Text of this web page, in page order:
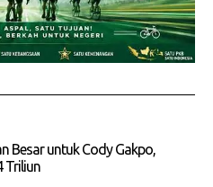
Besar untuk Cody Gakpo,
Triliun